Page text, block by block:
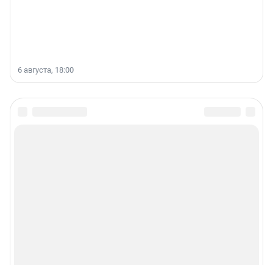
6 августа, 18:00